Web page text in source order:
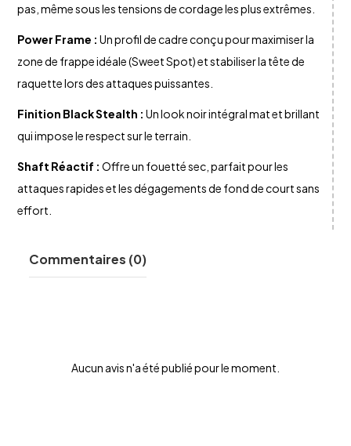
pas, même sous les tensions de cordage les plus extrêmes.
Power Frame : Un profil de cadre conçu pour maximiser la
zone de frappe idéale (Sweet Spot) et stabiliser la tête de
raquette lors des attaques puissantes.
Finition Black Stealth : Un look noir intégral mat et brillant
qui impose le respect sur le terrain.
Shaft Réactif : Offre un fouetté sec, parfait pour les
attaques rapides et les dégagements de fond de court sans
effort.
Commentaires (0)
Aucun avis n'a été publié pour le moment.